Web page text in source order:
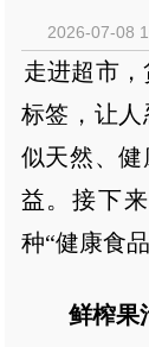
2026-07-08
走进超市，
标签，让
似天然、
益。接下
种“健康食
鲜榨果